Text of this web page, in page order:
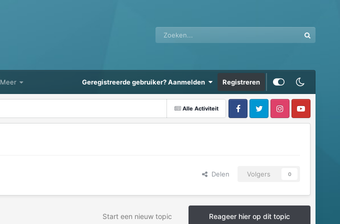
Meer Geregistreerde gebruiker? Aanmelden Registreren
Alle Activiteit
Delen Volgers 0
Reageer hier op dit topic
Start een nieuw topic